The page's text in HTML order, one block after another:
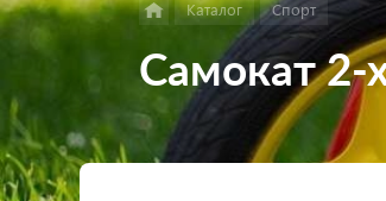
Каталог Спорт
Самокат 2-